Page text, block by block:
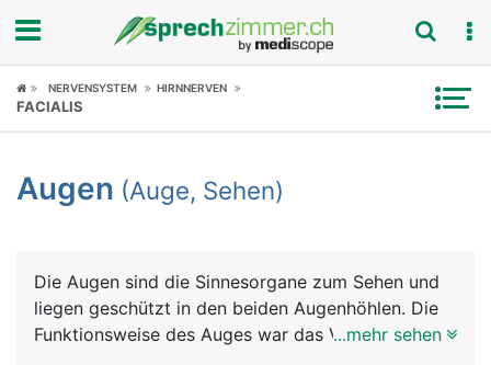
Fokus
Symptome
News
NERVENSYSTEM HIRNNERVEN
FACIALIS
Augen (Auge, Sehen)
Die Augen sind die Sinnesorgane zum Sehen und
liegen geschützt in den beiden Augenhöhlen. Die
Funktionsweise des Auges war das Vorbild für die
...mehr sehen